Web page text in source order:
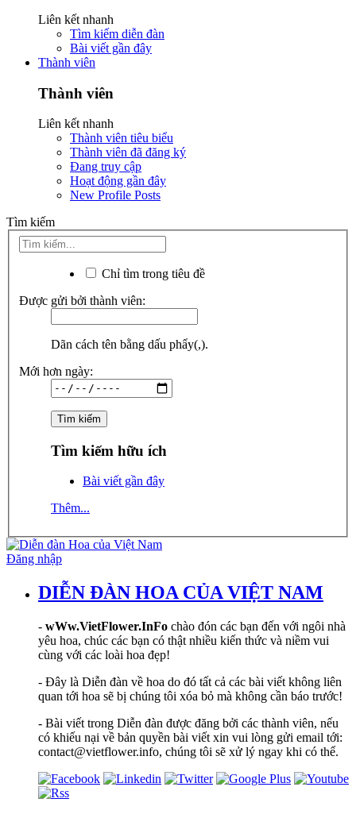
Liên kết nhanh
Tìm kiếm diễn đàn
Bài viết gần đây
Thành viên
Thành viên
Liên kết nhanh
Thành viên tiêu biểu
Thành viên đã đăng ký
Đang truy cập
Hoạt động gần đây
New Profile Posts
Tìm kiếm
Chỉ tìm trong tiêu đề
Được gửi bởi thành viên:
Dãn cách tên bằng dấu phẩy(,).
Mới hơn ngày:
Tìm kiếm hữu ích
Bài viết gần đây
Thêm...
Đăng nhập
DIỄN ĐÀN HOA CỦA VIỆT NAM
- wWw.VietFlower.InFo chào đón các bạn đến với ngôi nhà
yêu hoa, chúc các bạn có thật nhiều kiến thức và niềm vui
cùng với các loài hoa đẹp!
- Đây là Diễn đàn về hoa do đó tất cả các bài viết không liên
quan tới hoa sẽ bị chúng tôi xóa bỏ mà không cần báo trước!
- Bài viết trong Diễn đàn được đăng bởi các thành viên, nếu
có khiếu nại về bản quyền bài viết xin vui lòng gửi email tới:
contact@vietflower.info, chúng tôi sẽ xử lý ngay khi có thể.